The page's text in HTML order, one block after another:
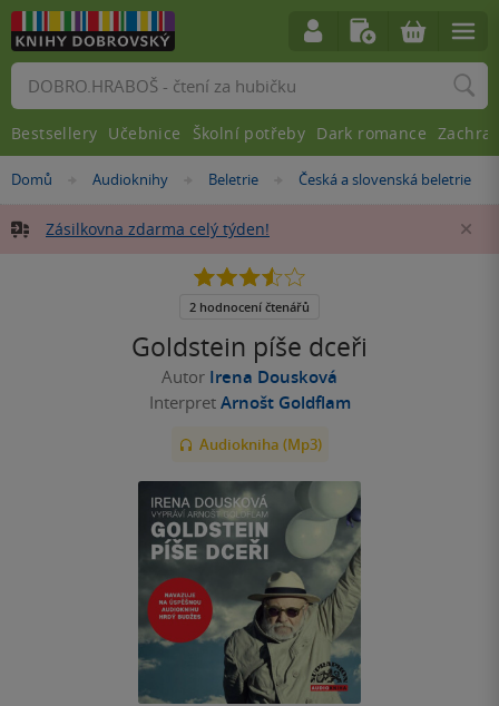
Nacházíte
zde:
Domů »Audioknihy »
Beletrie »
Česká a slovenská beletrie
Zásilkovna zdarma celý týden!
Goldstein píše dceři
Autor Irena Dousková
Interpret Arnošt Goldflam
Audiokniha (Mp3)
3.5
5
2 hodnocení čtenářů
Vyhledávání
Bestsellery Učebnice Školní potřeby Dark romance